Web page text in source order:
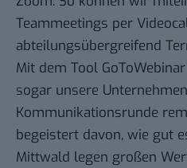
Teammeetings per
abteilungsübergreifend
Mit dem Tool
sogar unsere
Kommunikationsrunde
begeistert davon, wie gut
Mittwald legen großen